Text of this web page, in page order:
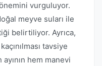
önemini vurguluyor.
meyve suları ile
belirtiliyor. Ayrıca,
tavsiye
hem manevi